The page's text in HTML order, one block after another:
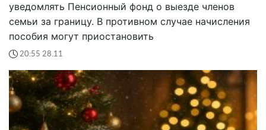
уведомлять Пенсионный фонд о выезде членов
семьи за границу. В противном случае начисления
пособия могут приостановить
20:55 28.11